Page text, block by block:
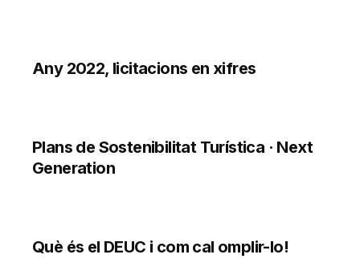
Any 2022, licitacions en xifres
Plans de Sostenibilitat Turística · Next
Generation
Què és el DEUC i com cal omplir-lo!